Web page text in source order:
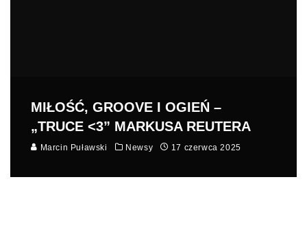
MIŁOŚĆ, GROOVE I OGIEŃ –
„TRUCE <3” MARKUSA REUTERA
Marcin Puławski Newsy 17 czerwca 2025